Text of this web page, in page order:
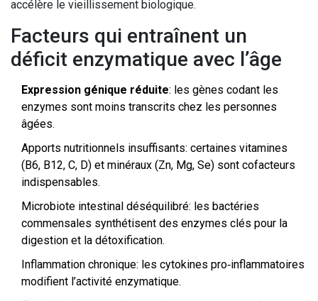
accélère le vieillissement biologique.
Facteurs qui entraînent un
déficit enzymatique avec l’âge
Expression génique réduite: les gènes codant les
enzymes sont moins transcrits chez les personnes
âgées.
Apports nutritionnels insuffisants: certaines vitamines
(B6, B12, C, D) et minéraux (Zn, Mg, Se) sont cofacteurs
indispensables.
Microbiote intestinal déséquilibré: les bactéries
commensales synthétisent des enzymes clés pour la
digestion et la détoxification.
Inflammation chronique: les cytokines pro‑inflammatoires
modifient l’activité enzymatique.